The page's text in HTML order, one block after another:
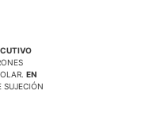
EN
SUJECIÓN